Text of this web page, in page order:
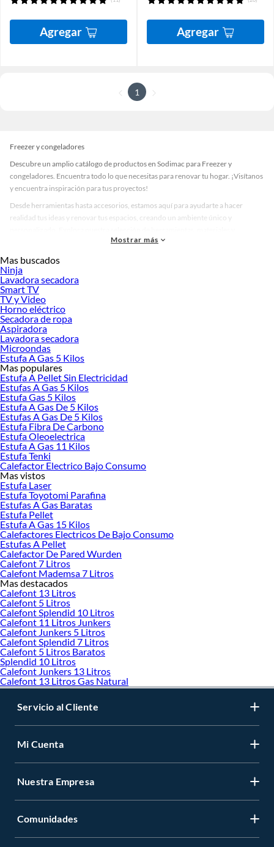
Agregar Agregar
1
Freezer y congeladores
Descubre un amplio catálogo de productos en Sodimac para Freezer y
congeladores. Encuentra todo lo que necesitas para renovar tu hogar. ¡Visítanos
y encuentra inspiración para tus proyectos!
Desde herramientas hasta accesorios, estamos aquí para ayudarte a hacer
realidad tus ideas y renovar tus espacios, creando un ambiente único y
accesorios de calidad que te ayudarán a crear un espacio más tú.
Desde remodelaciones hasta proyectos de decoración, estamos aquí para hacer
tus ideas realidad. ¡Visítanos y encuentra todo lo que tenemos para ofrecerte en
Freezer y congeladores!
Explora la variedad de productos de Freezer y congeladores en Sodimac
Herramientas, materiales y accesorios de calidad para tus proyectos y
renovación de espacios. ¡Visítanos y descubre todo lo que tenemos para
ofrecerte!
Encuentra una amplia variedad de productos de Freezer y congeladores en
Sodimac. Encuentra todo lo necesario para tus proyectos de renovación y
decoración. ¡Visítanos y haz tus ideas realidad!
Mostrar más
Mas buscados
Ninja
Lavadora secadora
Smart TV
TV y Video
Horno eléctrico
Secadora de ropa
Aspiradora
Lavadora secadora
Microondas
Estufa A Gas 5 Kilos
Mas populares
Estufa A Pellet Sin Electricidad
Estufas A Gas 5 Kilos
Estufa Gas 5 Kilos
Estufa A Gas De 5 Kilos
Estufas A Gas De 5 Kilos
Estufa Fibra De Carbono
Estufa Oleoelectrica
Estufa A Gas 11 Kilos
Estufa Tenki
Calefactor Electrico Bajo Consumo
Mas vistos
Estufa Laser
Estufa Toyotomi Parafina
Estufas A Gas Baratas
Estufa Pellet
Estufa A Gas 15 Kilos
Calefactores Electricos De Bajo Consumo
Estufas A Pellet
Calefactor De Pared Wurden
Calefont 7 Litros
Calefont Mademsa 7 Litros
Mas destacados
Calefont 13 Litros
Calefont 5 Litros
Calefont Splendid 10 Litros
Calefont 11 Litros Junkers
Calefont Junkers 5 Litros
Calefont Splendid 7 Litros
Calefont 5 Litros Baratos
Splendid 10 Litros
Calefont Junkers 13 Litros
Calefont 13 Litros Gas Natural
Servicio al Cliente
Mi Cuenta
Nuestra Empresa
Comunidades